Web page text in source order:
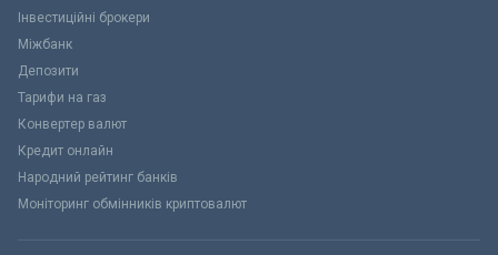
Інвестиційні брокери
Міжбанк
Депозити
Тарифи на газ
Конвертер валют
Кредит онлайн
Народний рейтинг банків
Моніторинг обмінників криптовалют